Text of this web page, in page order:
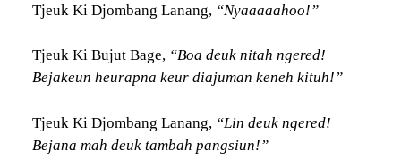
Tjeuk Ki Djombang Lanang,“Nyaaaaahoo!”
Tjeuk Ki Bujut Bage, “Boa deuk nitah ngered!
Bejakeun heurapna keur diajuman keneh kituh!”
Tjeuk Ki Djombang Lanang, “Lin deuk ngered!
Bejana mah deuk tambah pangsiun!”